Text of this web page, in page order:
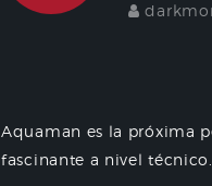
Aquaman es la próxima
fascinante a nivel